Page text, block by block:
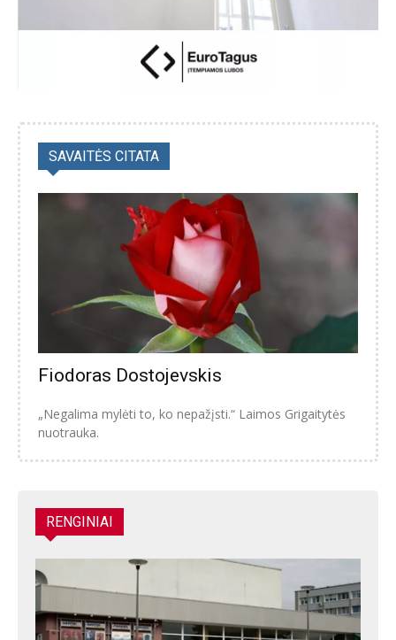
SAVAITĖS CITATA
Fiodoras Dostojevskis
„Negalima mylėti to, ko nepažįsti.“ Laimos Grigaitytės
nuotrauka.
RENGINIAI